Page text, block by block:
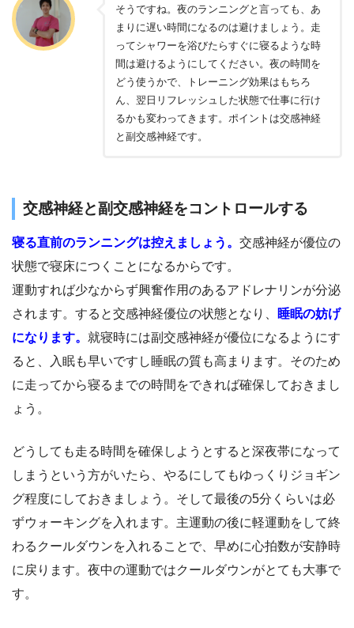
そうですね。夜のランニングと言っても、あ
まりに遅い時間になるのは避けましょう。走
ってシャワーを浴びたらすぐに寝るような時
間は避けるようにしてください。夜の時間を
どう使うかで、トレーニング効果はもちろ
ん、翌日リフレッシュした状態で仕事に行け
るかも変わってきます。ポイントは交感神経
と副交感神経です。
交感神経と副交感神経をコントロールする
寝る直前のランニングは控えましょう。 交感神経が優位の
状態で寝床につくことになるからです。
運動すれば少なからず興奮作用のあるアドレナリンが分泌
されます。すると交感神経優位の状態となり、
睡眠の妨げ
になります。 就寝時には副交感神経が優位になるようにす
ると、入眠も早いですし睡眠の質も高まります。そのため
に走ってから寝るまでの時間をできれば確保しておきまし
ょう。
どうしても走る時間を確保しようとすると深夜帯になって
しまうという方がいたら、やるにしてもゆっくりジョギン
グ程度にしておきましょう。そして最後の5分くらいは必
ずウォーキングを入れます。主運動の後に軽運動をして終
わるクールダウンを入れることで、早めに心拍数が安静時
に戻ります。夜中の運動ではクールダウンがとても大事で
す。